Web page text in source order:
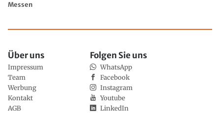
Messen
Über uns
Impressum
Team
Werbung
Kontakt
AGB
Folgen Sie uns
WhatsApp
Facebook
Instagram
Youtube
LinkedIn